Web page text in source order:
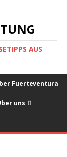
AUS
Fuerteventura
uns